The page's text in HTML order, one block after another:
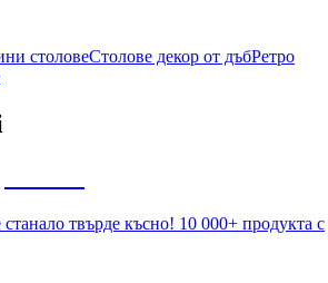
столовеСтолове декор от дъбРетро
твърде късно! 10 000+ продукта с